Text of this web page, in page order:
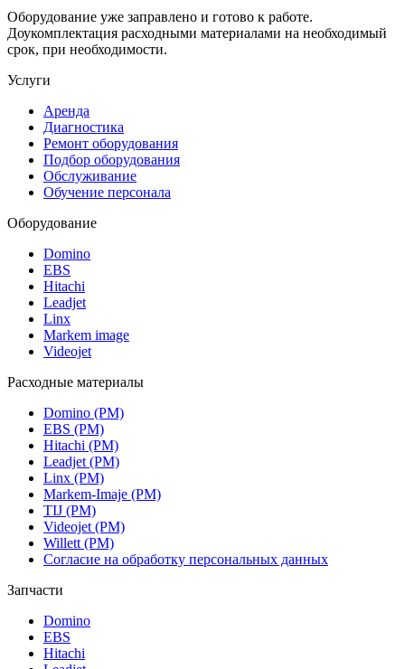
Оборудование уже заправлено и готово к работе.
Доукомплектация расходными материалами на необходимый
срок, при необходимости.
Услуги
Аренда
Диагностика
Ремонт оборудования
Подбор оборудования
Обслуживание
Обучение персонала
Оборудование
Domino
EBS
Hitachi
Leadjet
Linx
Markem image
Videojet
Расходные материалы
Domino (РМ)
EBS (РМ)
Hitachi (РМ)
Leadjet (РМ)
Linx (РМ)
Markem-Imaje (РМ)
TIJ (РМ)
Videojet (РМ)
Willett (РМ)
Согласие на обработку персональных данных
Запчасти
Domino
EBS
Hitachi